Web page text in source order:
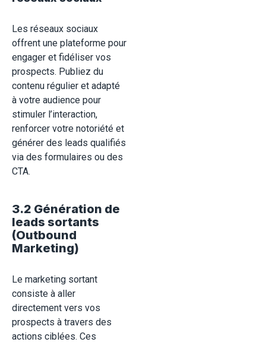
Les réseaux sociaux
offrent une plateforme pour
engager et fidéliser vos
prospects. Publiez du
contenu régulier et adapté
à votre audience pour
stimuler l’interaction,
renforcer votre notoriété et
générer des leads qualifiés
via des formulaires ou des
CTA.
3.2 Génération de
leads sortants
(Outbound
Marketing)
Le marketing sortant
consiste à aller
directement vers vos
prospects à travers des
actions ciblées. Ces